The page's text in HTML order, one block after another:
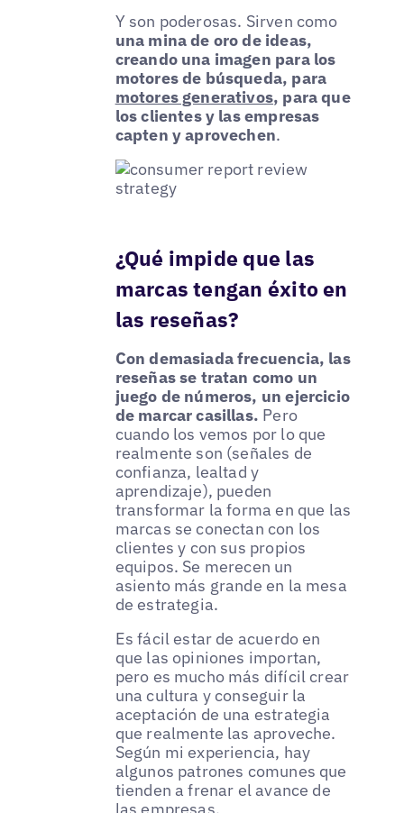
Y son poderosas. Sirven como
una mina de oro de ideas,
creando una imagen para los
motores de búsqueda, para
motores generativos, para que
los clientes y las empresas
capten y aprovechen.
¿Qué impide que las
marcas tengan éxito en
las reseñas?
Con demasiada frecuencia, las
reseñas se tratan como un
juego de números, un ejercicio
de marcar casillas. Pero
cuando los vemos por lo que
realmente son (señales de
confianza, lealtad y
aprendizaje), pueden
transformar la forma en que las
marcas se conectan con los
clientes y con sus propios
equipos. Se merecen un
asiento más grande en la mesa
de estrategia.
Es fácil estar de acuerdo en
que las opiniones importan,
pero es mucho más difícil crear
una cultura y conseguir la
aceptación de una estrategia
que realmente las aproveche.
Según mi experiencia, hay
algunos patrones comunes que
tienden a frenar el avance de